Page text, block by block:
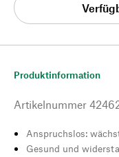
Produktinformation
Artikelnummer
Anspruchslos:
Gesund und